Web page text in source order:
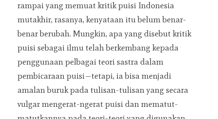
rampai yang memuat kritik puisi Indonesia
mutakhir, rasanya, kenyataan itu belum benar-
benar berubah. Mungkin, apa yang disebut kritik
puisi sebagai ilmu telah berkembang kepada
penggunaan pelbagai teori sastra dalam
pembicaraan puisi—tetapi, ia bisa menjadi
amalan buruk pada tulisan-tulisan yang secara
vulgar mengerat-ngerat puisi dan mematut-